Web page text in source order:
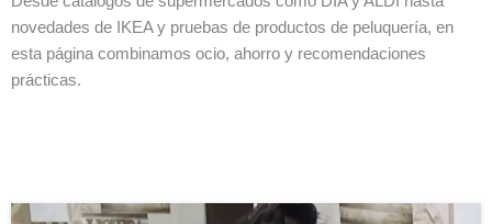
novedades de IKEA y pruebas de productos de peluquería, en
esta página combinamos ocio, ahorro y recomendaciones
prácticas.